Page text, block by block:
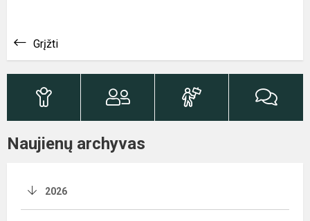
Grįžti
Naujienų archyvas
2026